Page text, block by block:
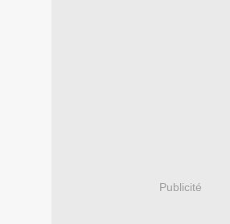
Publicité